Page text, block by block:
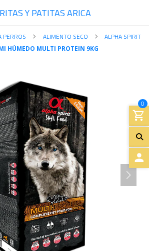
Y PATITAS ARICA
0
A
PERROS ALIMENTO SECO ALPHA SPIRIT
HÚMEDO MULTI PROTEIN 9KG